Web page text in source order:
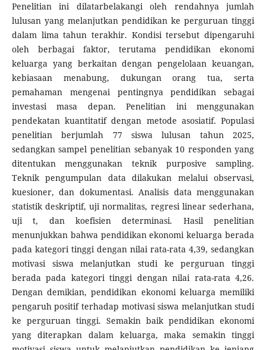
Penelitian ini dilatarbelakangi oleh rendahnya jumlah
lulusan yang melanjutkan pendidikan ke perguruan tinggi
dalam lima tahun terakhir. Kondisi tersebut dipengaruhi
oleh berbagai faktor, terutama pendidikan ekonomi
keluarga yang berkaitan dengan pengelolaan keuangan,
kebiasaan menabung, dukungan orang tua, serta
pemahaman mengenai pentingnya pendidikan sebagai
investasi masa depan. Penelitian ini menggunakan
pendekatan kuantitatif dengan metode asosiatif. Populasi
penelitian berjumlah 77 siswa lulusan tahun 2025,
sedangkan sampel penelitian sebanyak 10 responden yang
ditentukan menggunakan teknik purposive sampling.
Teknik pengumpulan data dilakukan melalui observasi,
kuesioner, dan dokumentasi. Analisis data menggunakan
statistik deskriptif, uji normalitas, regresi linear sederhana,
uji t, dan koefisien determinasi. Hasil penelitian
menunjukkan bahwa pendidikan ekonomi keluarga berada
pada kategori tinggi dengan nilai rata-rata 4,39, sedangkan
motivasi siswa melanjutkan studi ke perguruan tinggi
berada pada kategori tinggi dengan nilai rata-rata 4,26.
Dengan demikian, pendidikan ekonomi keluarga memiliki
pengaruh positif terhadap motivasi siswa melanjutkan studi
ke perguruan tinggi. Semakin baik pendidikan ekonomi
yang diterapkan dalam keluarga, maka semakin tinggi